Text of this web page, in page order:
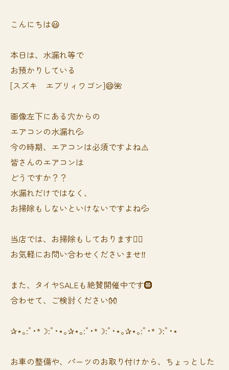
こんにちは😃
本日は、水漏れ等で
お預かりしている
[スズキ エブリィワゴン]😄🌺
画像左下にある穴からの
エアコンの水漏れ💦
今の時期、エアコンは必須ですよね⚠️
皆さんのエアコンは
どうですか？？
水漏れだけではなく、
お掃除もしないといけないですよね💦
当店では、お掃除もしております❤️‍🔥
お気軽にお問い合わせくださいませ‼️
また、タイヤSALEも絶賛開催中です🛞
合わせて、ご検討ください👐
✰⋆｡:ﾟ･*☽:ﾟ･⋆｡✰⋆｡:ﾟ･*☽:ﾟ･⋆｡✰⋆｡:ﾟ･*☽:ﾟ･⋆
お車の整備や、パーツのお取り付けから、ちょっとした